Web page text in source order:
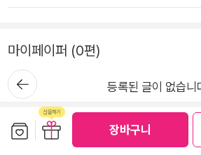
장바구니
이 한 사람입니다.불편함을 감수하고 어
하기 싫어한 일을 나보다 더 많이 한 사
내야 할 시간.오래, 꾸준히!!.#빨모쌤의라
자쌤#라이브영어회화#웅진지식하우스
마이페이퍼 (0편)
등록된 글이 없습니
반품/교환 안내
뒤로가
기